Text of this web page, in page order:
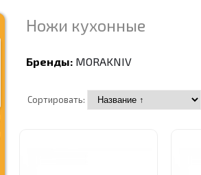
Ножи кухонные
Бренды: MORAKNIV
Сортировать: